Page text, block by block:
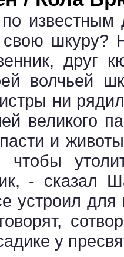
шкуру?
друг
волчьей
ни
великого
и
чтобы
- сказал
устроил
у